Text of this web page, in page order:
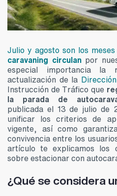
Julio y agosto son los
caravaning circulanpor
especial importancia la
actualización de la
Instrucción de Tráfico que
la parada de
publicada el 13 de julio de
unificar los criterios de
vigente, así como
convivencia entre los
artículo te explicamos los
sobre estacionar con
¿Qué se considera